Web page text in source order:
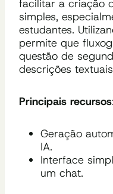
facilitar a criação
simples,
estudantes.
permite que
questão de
descrições
Principais recursos:
Geração
IA.
Interface
um chat.